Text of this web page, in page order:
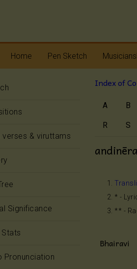
Home Pen Sketch
Melody
Rhythm
verses & viruttams
Significance
Pronunciation
Index of
A B
R S
* -
** -
Bhairavi